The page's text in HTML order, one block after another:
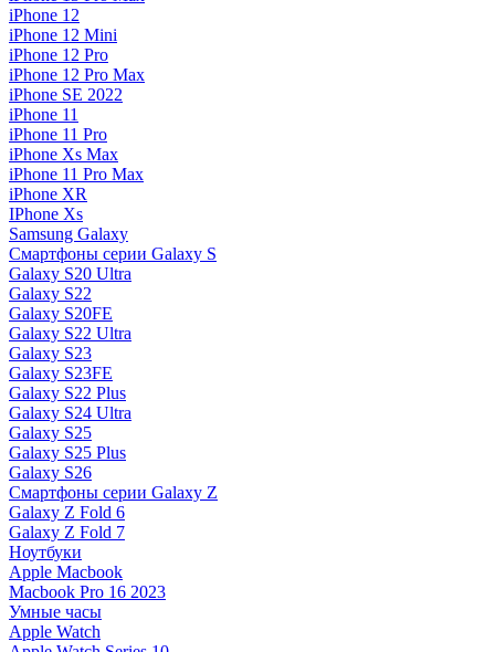
iPhone 12
iPhone 12 Mini
iPhone 12 Pro
iPhone 12 Pro Max
iPhone SE 2022
iPhone 11
iPhone 11 Pro
iPhone Xs Max
iPhone 11 Pro Max
iPhone XR
IPhone Xs
Samsung Galaxy
Смартфоны серии Galaxy S
Galaxy S20 Ultra
Galaxy S22
Galaxy S20FE
Galaxy S22 Ultra
Galaxy S23
Galaxy S23FE
Galaxy S22 Plus
Galaxy S24 Ultra
Galaxy S25
Galaxy S25 Plus
Galaxy S26
Смартфоны серии Galaxy Z
Galaxy Z Fold 6
Galaxy Z Fold 7
Ноутбуки
Apple Macbook
Macbook Pro 16 2023
Умные часы
Apple Watch